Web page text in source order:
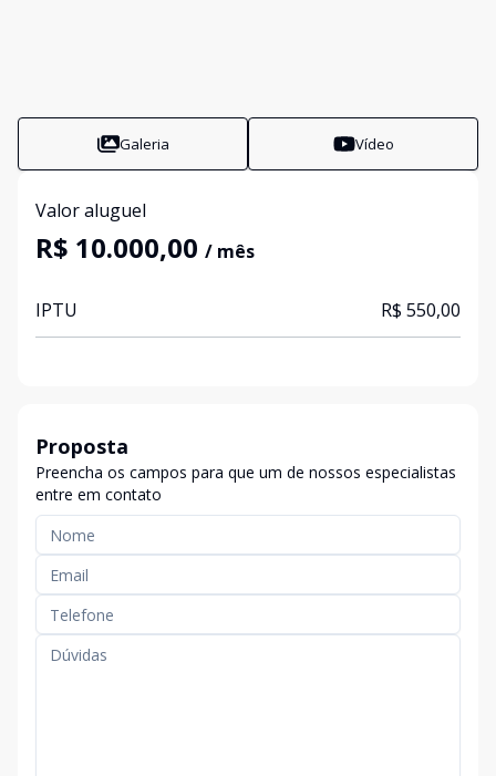
Galeria Vídeo
Valor aluguel
R$ 10.000,00 / mês
IPTU R$ 550,00
Proposta
Preencha os campos para que um de nossos especialistas
entre em contato